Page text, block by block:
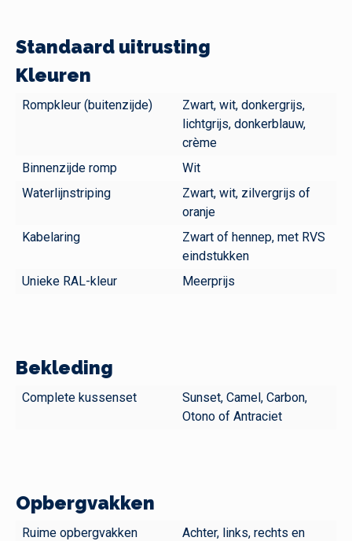
Standaard uitrusting
Kleuren
Rompkleur (buitenzijde)
Zwart, wit, donkergrijs,
lichtgrijs, donkerblauw,
crème
Binnenzijde romp
Wit
Waterlijnstriping
Zwart, wit, zilvergrijs of
oranje
Kabelaring
Zwart of hennep, met RVS
eindstukken
Unieke RAL-kleur
Meerprijs
Bekleding
Complete kussenset
Sunset, Camel, Carbon,
Otono of Antraciet
Opbergvakken
Ruime opbergvakken
Achter, links, rechts en